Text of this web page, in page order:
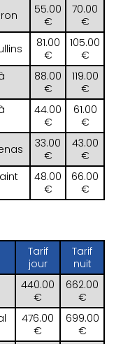
55.00
€
70.00
€
81.00
€
105.00
€
88.00
€
119.00
€
44.00
€
61.00
€
33.00
€
43.00
€
48.00
€
66.00
€
Tarif
jour
Tarif
nuit
440.00
€
662.00
€
476.00
€
699.00
€